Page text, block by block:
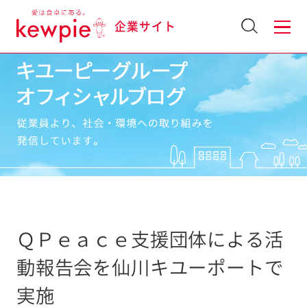
企業サイト
ＱＰｅａｃｅ支援団体による活
動報告会を仙川キユーポートで
実施